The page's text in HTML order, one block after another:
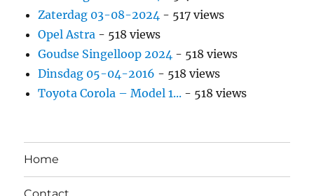
Zaterdag 03-08-2024 - 517 views
Opel Astra - 518 views
Goudse Singelloop 2024 - 518 views
Dinsdag 05-04-2016 - 518 views
Toyota Corola – Model 1... - 518 views
Home